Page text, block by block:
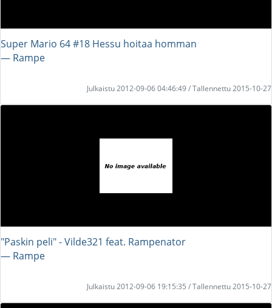
Super Mario 64 #18 Hessu hoitaa homman
― Rampe
Julkaistu 2012-09-06 04:46:49 / Tallennettu 2015-10-27
"Paskin peli" - Vilde321 feat. Rampenator
― Rampe
Julkaistu 2012-09-06 19:15:35 / Tallennettu 2015-10-27